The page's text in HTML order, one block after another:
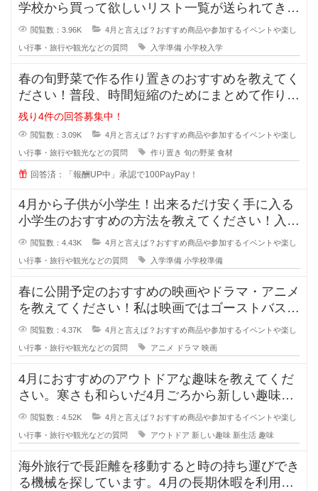
学校から買って欲しいリスト一覧が送られてきま
したが、量が多くて買うにもお金が
閲覧数：3.96K 4月と言えば？おすすめ商品や参加するイベントや楽し
い行事・旅行や観光などの質問 入学準備 小学校入学
春の旬野菜で作る作り置きのおすすめを教えてく
ださい！普段、時間短縮のためにまとめて作り置
きを作っておくことが多いのですが
残り4件の回答募集中！
閲覧数：3.09K 4月と言えば？おすすめ商品や参加するイベントや楽し
い行事・旅行や観光などの質問 作り置き 旬の野菜 食材
回答済：「報酬UP中」承認で100PayPay！
4月から子供が小学生！出来るだけ安く手に入る
小学生のおすすめの方法を教えてください！入学
予定の小学校から買って欲しいリス
閲覧数：4.43K 4月と言えば？おすすめ商品や参加するイベントや楽し
い行事・旅行や観光などの質問 入学準備 小学校準備
春に公開予定のおすすめの映画やドラマ・アニメ
を教えてください！私は映画ではゴーストバスタ
ーズとゴジラ×コングです！ゴース
閲覧数：4.37K 4月と言えば？おすすめ商品や参加するイベントや楽し
い行事・旅行や観光などの質問 アニメ ドラマ 映画
4月におすすめのアウトドアな趣味を教えてくだ
さい。寒さも和らいだ4月ごろから新しい趣味を
開拓したいのですが、外で行う手軽
閲覧数：4.52K 4月と言えば？おすすめ商品や参加するイベントや楽し
い行事・旅行や観光などの質問 アウトドア 新しい趣味 新生活 趣味
海外旅行で長距離を移動すると時の持ち運びでき
る機械を探しています。4月の長期休暇を利用し